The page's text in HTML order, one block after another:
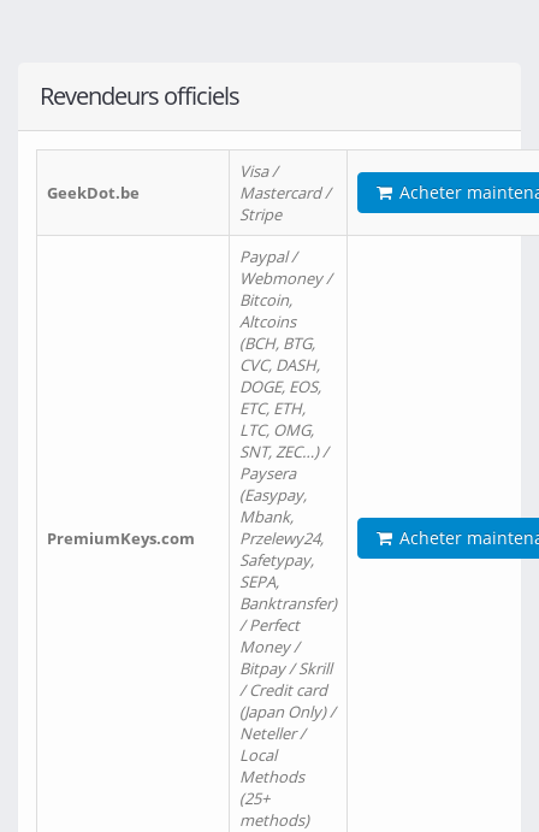
Revendeurs officiels
GeekDot.be
Visa /
Mastercard /
Stripe
Acheter
PremiumKeys.com
Paypal /
Webmoney /
Bitcoin,
Altcoins
(BCH, BTG,
CVC, DASH,
DOGE, EOS,
ETC, ETH,
LTC, OMG,
SNT, ZEC…) /
Paysera
(Easypay,
Mbank,
Przelewy24,
Safetypay,
SEPA,
Banktransfer)
/ Perfect
Money /
Bitpay / Skrill
/ Credit card
(Japan Only) /
Neteller /
Local
Methods
(25+
methods)
Acheter